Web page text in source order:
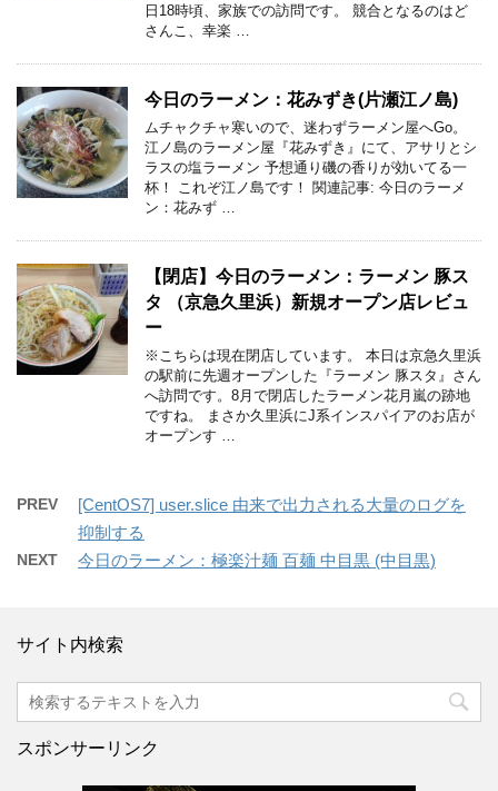
日18時頃、家族での訪問です。 競合となるのはど
さんこ、幸楽 …
今日のラーメン：花みずき(片瀬江ノ島)
ムチャクチャ寒いので、迷わずラーメン屋へGo。
江ノ島のラーメン屋『花みずき』にて、アサリとシ
ラスの塩ラーメン 予想通り磯の香りが効いてる一
杯！ これぞ江ノ島です！ 関連記事: 今日のラーメ
ン：花みず …
【閉店】今日のラーメン：ラーメン 豚ス
タ （京急久里浜）新規オープン店レビュ
ー
※こちらは現在閉店しています。 本日は京急久里浜
の駅前に先週オープンした『ラーメン 豚スタ』さん
へ訪問です。8月で閉店したラーメン花月嵐の跡地
ですね。 まさか久里浜にJ系インスパイアのお店が
オープンす …
PREV
[CentOS7] user.slice 由来で出力される大量のログを
抑制する
NEXT 今日のラーメン：極楽汁麺 百麺 中目黒 (中目黒)
サイト内検索
スポンサーリンク